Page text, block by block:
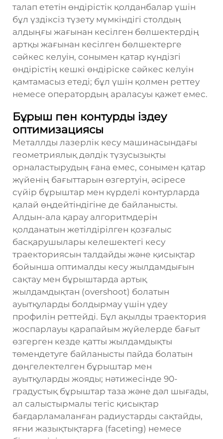
талап ететін өндірістік қолданбалар үшін
бұл үздіксіз түзету мүмкіндігі столдың
алдыңғы жағынан кесілген бөлшектердің
артқы жағынан кесілген бөлшектерге
сәйкес келуін, сонымен қатар күндізгі
өндірістің кешкі өндіріске сәйкес келуін
қамтамасыз етеді; бұл үшін қолмен реттеу
немесе оператордың араласуы қажет емес.
Бұрыш пен контурды іздеу
оптимизациясы
Металлды лазерлік кесу машинасындағы
геометриялық дәлдік түзусызықты
орналастырудың ғана емес, сонымен қатар
жүйенің бағыттарын өзгертуін, әсіресе
сүйір бұрыштар мен күрделі контурларда
қалай өңдейтіндігіне де байланысты.
Алдын-ала қарау алгоритмдерін
қолданатын жетілдірілген қозғалыс
басқарушылары келешектегі кесу
траекториясын талдайды және қисықтар
бойынша оптималды кесу жылдамдығын
сақтау мен бұрыштарда артық
жылдамдықтан (overshoot) болатын
ауытқуларды болдырмау үшін үдеу
профилін реттейді. Бұл ақылды траектория
жоспарлауы қарапайым жүйелерде бағыт
өзгерген кезде қатты жылдамдықты
төмендетуге байланысты пайда болатын
дөңгелектелген бұрыштар мен
ауытқуларды жояды; нәтижесінде 90-
градустық бұрыштар таза және дәл шығады,
ал салыстырмалы тегіс қисықтар
бағдарламаланған радиустарды сақтайды,
яғни жазықтықтарға (faceting) немесе